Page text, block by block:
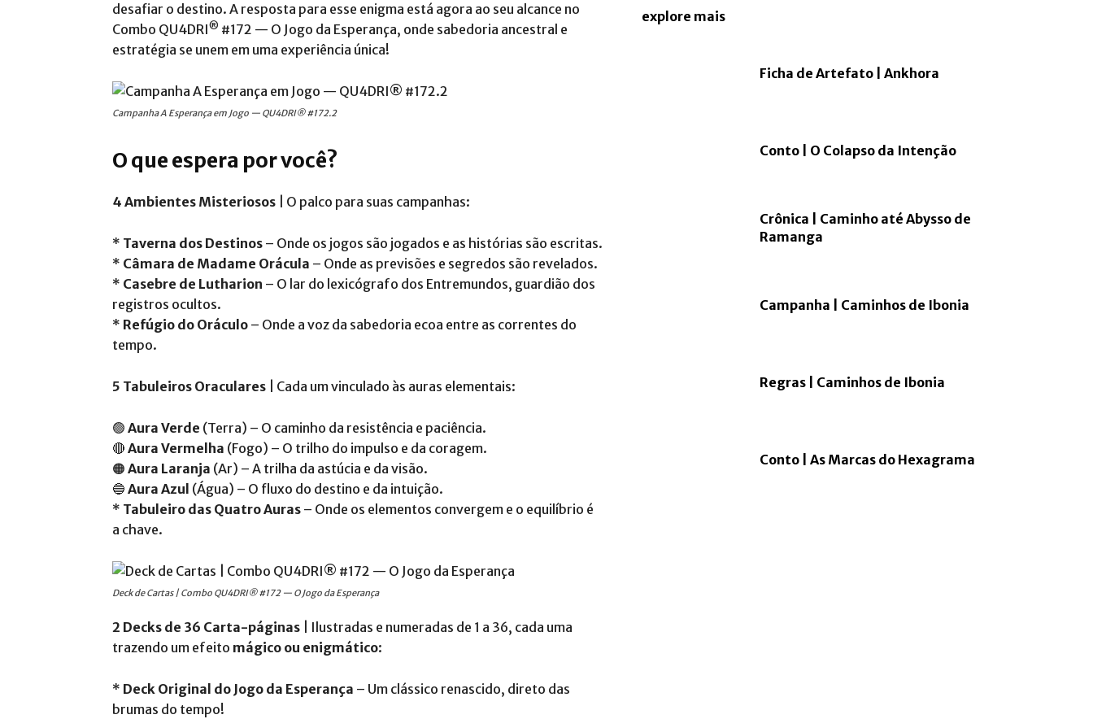
desafiar o destino. A resposta para esse enigma está agora ao seu alcance no
Combo QU4DRI® #172 — O Jogo da Esperança, onde sabedoria ancestral e
estratégia se unem em uma experiência única!
Campanha A Esperança em Jogo — QU4DRI® #172.2
O que espera por você?
4 Ambientes Misteriosos | O palco para suas campanhas:
* Taverna dos Destinos – Onde os jogos são jogados e as histórias são escritas.
* Câmara de Madame Orácula – Onde as previsões e segredos são revelados.
* Casebre de Lutharion – O lar do lexicógrafo dos Entremundos, guardião dos
registros ocultos.
* Refúgio do Oráculo – Onde a voz da sabedoria ecoa entre as correntes do
tempo.
5 Tabuleiros Oraculares | Cada um vinculado às auras elementais:
🟢 Aura Verde (Terra) – O caminho da resistência e paciência.
🔴 Aura Vermelha (Fogo) – O trilho do impulso e da coragem.
🟠 Aura Laranja (Ar) – A trilha da astúcia e da visão.
🔵 Aura Azul (Água) – O fluxo do destino e da intuição.
* Tabuleiro das Quatro Auras – Onde os elementos convergem e o equilíbrio é
a chave.
Deck de Cartas | Combo QU4DRI® #172 — O Jogo da Esperança
2 Decks de 36 Carta-páginas | Ilustradas e numeradas de 1 a 36, cada uma
trazendo um efeito mágico ou enigmático:
* Deck Original do Jogo da Esperança – Um clássico renascido, direto das
brumas do tempo!
explore mais
Ficha de Artefato | Ankhora
Conto | O Colapso da Intenção
Crônica | Caminho até Abysso de
Ramanga
Campanha | Caminhos de Ibonia
Regras | Caminhos de Ibonia
Conto | As Marcas do Hexagrama